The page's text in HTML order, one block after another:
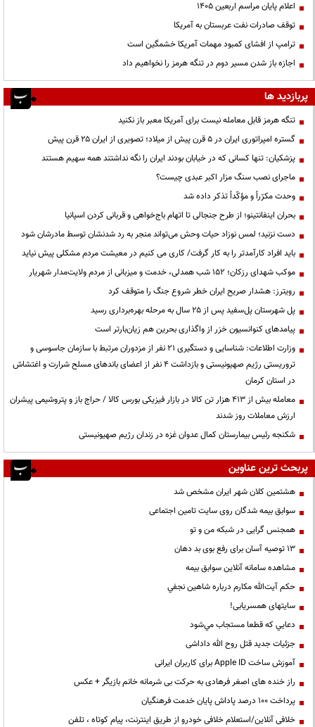
اعلام پایان مراسم اربعین ۱۴۰۵
توقف صادرات نفت عربستان به آمریکا
ترامپ از افشای کمبود مهمات آمریکا خشمگین است
اجازه باز شدن مسیر دوم در تنگه هرمز را نخواهیم داد
پربازدید ها
تنگه هرمز قابل معامله نیست برای آمریکا معبر باز نکنید
گستره امپراتوری ایران در ۵ قرن پیش از میلاد؛ تصویری از ایران ۲۵ قرن پیش
پزشکیان: تنها کسانی که در خیابان بودند ایران را نگه نداشتند همه سهیم هستند
ماجرای نصب سنگ مزار اکبر عبدی چیست؟
وحدت مکرّراً و مؤکّداً تذکر داده شد
بحران اینفانتینو؛ از طرح جنجالی تا اتهام باج‌خواهی و قربانی کردن اسپانیا
دست نزنید؛ لمس نوزاد حیات وحش می‌تواند منجر به رد شدنشان توسط مادرشان شود
باید افراد کارآمدتر را به کار گرفت/ کاری می کنیم در معیشت مردم مشکلی پیش نیاید
موکب شهدای رزکان؛ ۱۵۲ شب همدلی، خدمت و میزبانی از مردم ولایت‌مدار شهریار
رویترز: هشدار صریح ایران خطر شروع جنگ را متوقف کرد
پل شهرستان پل‌سفید پس از ۲۵ سال به مرحله بهره‌برداری رسید
پیامدهای کنوانسیون خزر از واگذاری بحرین هم زیان‌بارتر است
وزارت اطلاعات: شناسایی و دستگیری ۲۱ نفر از مزدوران مرتبط با سازمان جاسوسی و
تروریستی رژیم صهیونیستی و بازداشت ۴ نفر از اعضای باندهای مسلح شرارت و اغتشاش
در استان کرمان
معامله بیش از ۴۱۳ هزار تن کالا در بازار فیزیکی بورس کالا / حراج باز و پتروشیمی پیشران
ارزش معاملات روز شدند
شکنجه رئیس بیمارستان کمال عدوان غزه در زندان رژیم صهیونیستی
پربحث ترین عناوین
هشتمین کلان شهر ایران مشخص شد
سوابق بیمه شدگان روی سایت تامین اجتماعی
همجنس گرایی در شبکه من و تو
13 توصیه آسان برای رفع بوی بد دهان
مشاهده سامانه آنلاين سوابق بیمه
حكم آيت‌الله مكارم درباره شاهين نجفي
سایتهای همسریابی!
دعايي كه قطعا مستجاب مي‌شود
جزئیات جدید قتل روح الله داداشی
آموزش ساخت Apple ID برای کاربران ایرانی
راز خنده های اصغر فرهادی به حرکت بی شرمانه خانم بازیگر + عکس
پرداخت ۱۰۰ درصد پاداش پایان خدمت فرهنگیان
خلافی آنلاین/استعلام خلافی خودرو از طریق اینترنت، پیام کوتاه ، تلفن